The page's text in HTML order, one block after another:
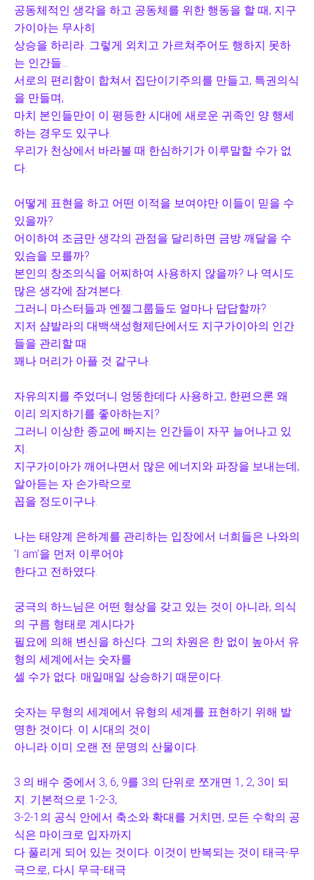
공동체적인 생각을 하고 공동체를 위한 행동을 할 때, 지구
가이아는 무사히
상승을 하리라. 그렇게 외치고 가르쳐주어도 행하지 못하
는 인간들...
서로의 편리함이 합쳐서 집단이기주의를 만들고, 특권의식
을 만들며,
마치 본인들만이 이 평등한 시대에 새로운 귀족인 양 행세
하는 경우도 있구나.
우리가 천상에서 바라볼 때 한심하기가 이루말할 수가 없
다.
어떻게 표현을 하고 어떤 이적을 보여야만 이들이 믿을 수
있을까?
어이하여 조금만 생각의 관점을 달리하면 금방 깨달을 수
있슴을 모를까?
본인의 창조의식을 어찌하여 사용하지 않을까? 나 역시도
많은 생각에 잠겨본다.
그러니 마스터들과 엔젤그룹들도 얼마나 답답할까?
지저 샴발라의 대백색성형제단에서도 지구가이아의 인간
들을 관리할 때
꽤나 머리가 아플 것 같구나.
자유의지를 주었더니 엉뚱한데다 사용하고, 한편으론 왜
이리 의지하기를 좋아하는지?
그러니 이상한 종교에 빠지는 인간들이 자꾸 늘어나고 있
지.
지구가이아가 깨어나면서 많은 에너지와 파장을 보내는데,
알아듣는 자 손가락으로
꼽을 정도이구나.
나는 태양계 은하계를 관리하는 입장에서 너희들은 나와의
'I am'을 먼저 이루어야
한다고 전하였다.
궁극의 하느님은 어떤 형상을 갖고 있는 것이 아니라, 의식
의 구름 형태로 계시다가
필요에 의해 변신을 하신다. 그의 차원은 한 없이 높아서 유
형의 세계에서는 숫자를
셀 수가 없다. 매일매일 상승하기 때문이다.
숫자는 무형의 세계에서 유형의 세계를 표현하기 위해 발
명한 것이다. 이 시대의 것이
아니라 이미 오랜 전 문명의 산물이다.
3 의 배수 중에서 3, 6, 9를 3의 단위로 쪼개면 1, 2, 3이 되
지. 기본적으로 1-2-3,
3-2-1의 공식 안에서 축소와 확대를 거치면, 모든 수학의 공
식은 마이크로 입자까지
다 풀리게 되어 있는 것이다. 이것이 반복되는 것이 태극-무
극으로, 다시 무극-태극